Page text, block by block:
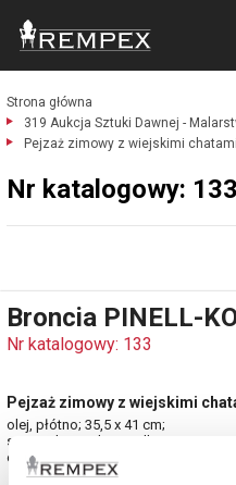
Strona główna
319 Aukcja Sztuki Dawnej -
Pejzaż zimowy z wiejskimi
Nr katalogowy: 133
Broncia PINELL-
Nr katalogowy: 133
Pejzaż zimowy z wiejskimi
olej, płótno; 35,5 x 41 cm;
sygn. i dat. p. d.: B. Koller. / 1933.
estymacja: 2 500 - 3 000 zł